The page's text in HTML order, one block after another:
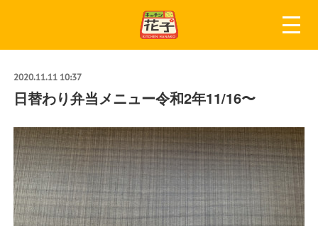
2020.11.11 10:37
日替わり弁当メニュー令和2年11/16〜